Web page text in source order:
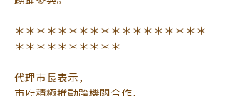
＊＊＊＊＊＊＊＊＊＊＊＊＊＊＊＊＊＊
＊＊＊＊＊＊＊＊＊＊
代理市長表示，